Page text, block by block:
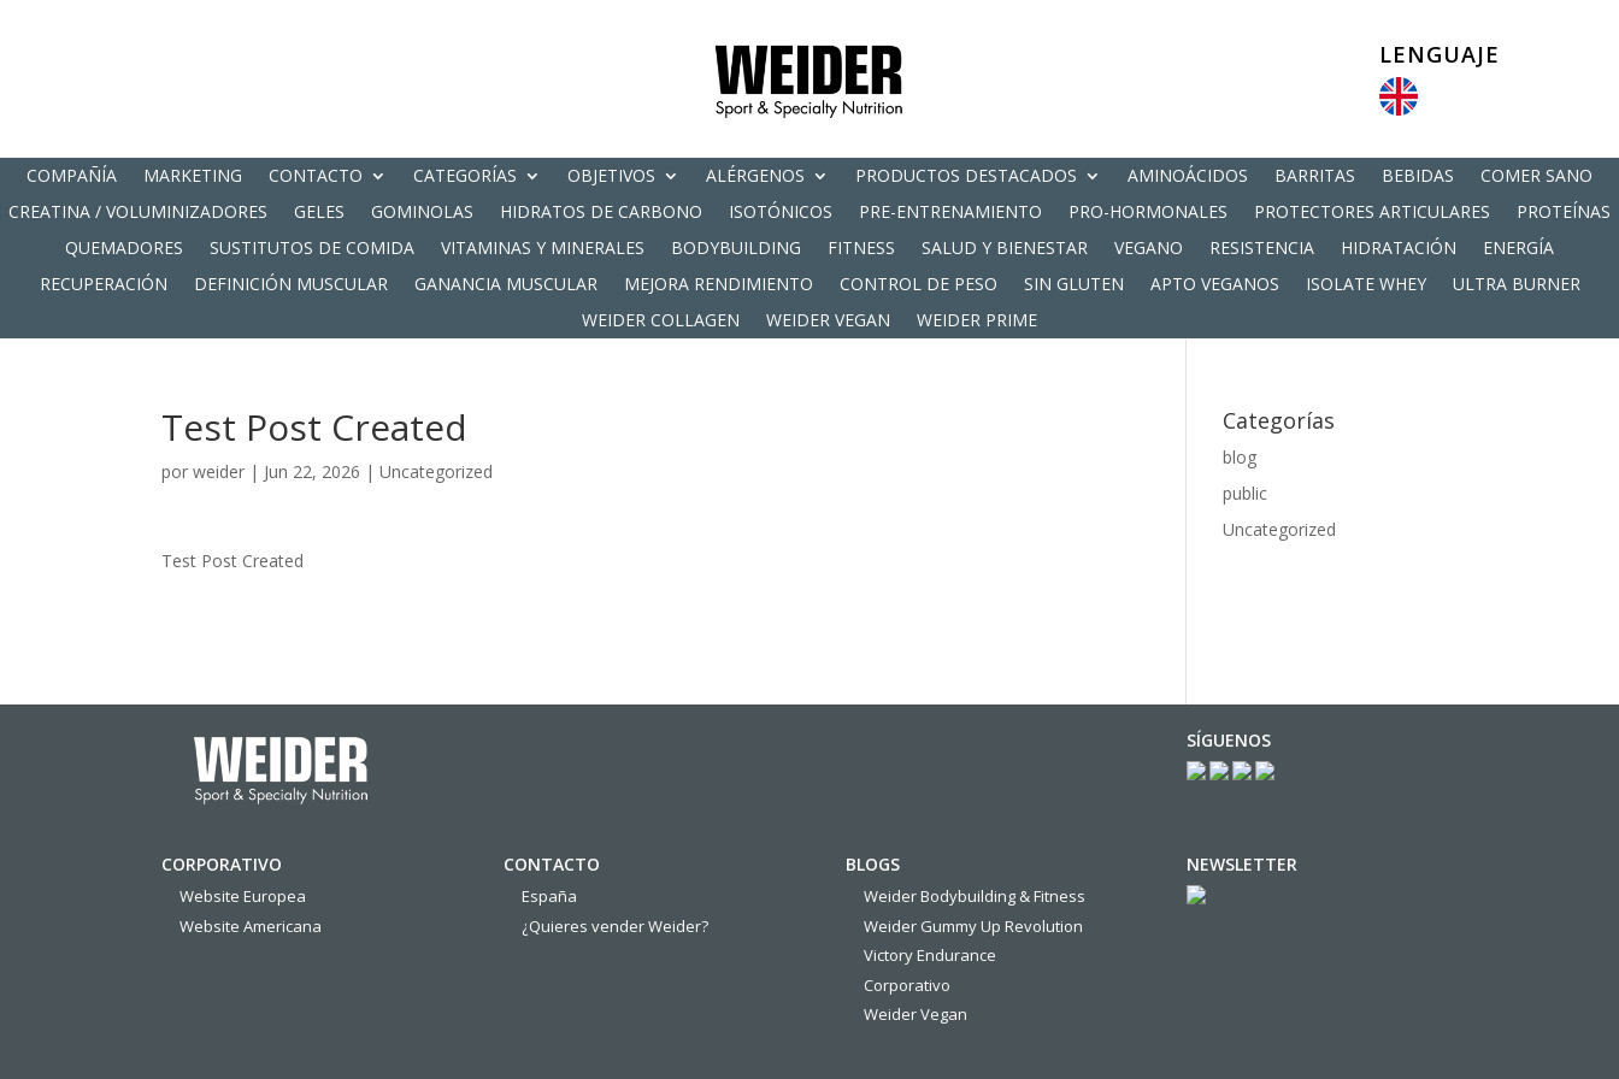
LENGUAJE
COMPAÑÍA MARKETING CONTACTO CATEGORÍAS OBJETIVOS ALÉRGENOS PRODUCTOS DESTACADOS AMINOÁCIDOS BARRITAS BEBIDAS
COMER SANO
CREATINA / VOLUMINIZADORES
GELES GOMINOLAS HIDRATOS DE CARBONO ISOTÓNICOS PRE-ENTRENAMIENTO PRO-HORMONALES PROTECTORES ARTICULARES
PROTEÍNAS
QUEMADORES
SUSTITUTOS DE COMIDA VITAMINAS Y MINERALES BODYBUILDING FITNESS SALUD Y BIENESTAR VEGANO RESISTENCIA HIDRATACIÓN
ENERGÍA
RECUPERACIÓN
DEFINICIÓN MUSCULAR GANANCIA MUSCULAR MEJORA RENDIMIENTO CONTROL DE PESO SIN GLUTEN APTO VEGANOS ISOLATE WHEY
ULTRA BURNER
WEIDER COLLAGEN
WEIDER VEGAN WEIDER PRIME
Test Post Created
porweider | Jun 22, 2026 |Uncategorized
Test Post Created
Categorías
blog
public
Uncategorized
SÍGUENOS
CORPORATIVO
Website Europea
Website Americana
CONTACTO
España
¿Quieres vender Weider?
BLOGS
Weider Bodybuilding & Fitness
Weider Gummy Up Revolution
Victory Endurance
Corporativo
Weider Vegan
NEWSLETTER